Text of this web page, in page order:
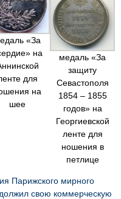
«За
на
для
на
шее
медаль «За
защиту
Севастополя
1854 – 1855
годов» на
Георгиевской
ленте для
ношения в
петлице
Парижского мирного
свою коммерческую